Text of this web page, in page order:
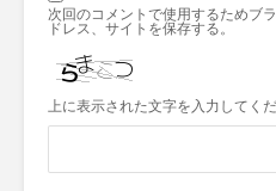
次回のコメントで使用するためブ
ドレス、サイトを保存する。
上に表示された文字を入力してくだ